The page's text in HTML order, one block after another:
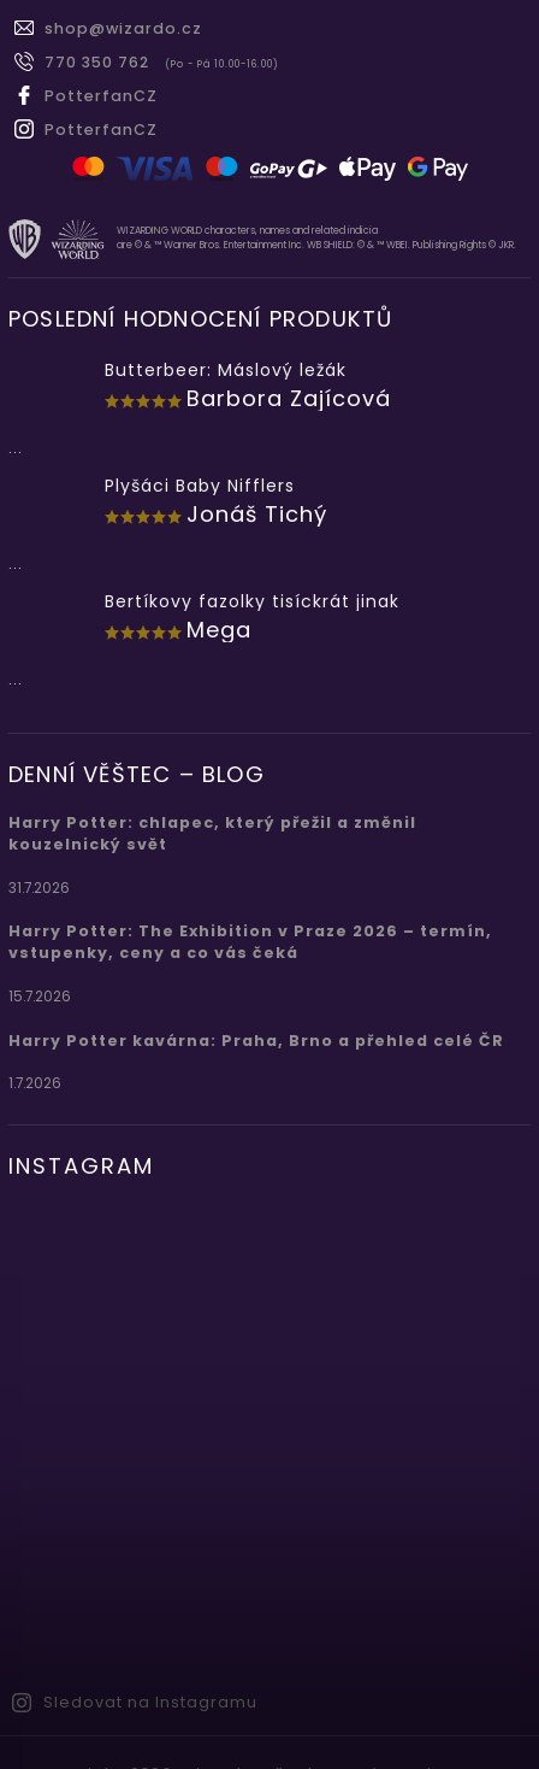
shop@wizardo.cz
770 350 762
(Po - Pá 10.00-16.00)
PotterfanCZ
PotterfanCZ
WIZARDING WORLD characters, names and related indicia
are © & ™ Warner Bros. Entertainment Inc. WB SHIELD: © & ™ WBEI. Publishing Rights © JKR.
POSLEDNÍ HODNOCENÍ PRODUKTŮ
Butterbeer: Máslový ležák
Barbora Zajícová
...
Plyšáci Baby Nifflers
Jonáš Tichý
...
Bertíkovy fazolky tisíckrát jinak
Mega
...
DENNÍ VĚŠTEC – BLOG
Harry Potter: chlapec, který přežil a změnil
kouzelnický svět
31.7.2026
Harry Potter: The Exhibition v Praze 2026 – termín,
vstupenky, ceny a co vás čeká
15.7.2026
Harry Potter kavárna: Praha, Brno a přehled celé ČR
1.7.2026
INSTAGRAM
Sledovat na Instagramu